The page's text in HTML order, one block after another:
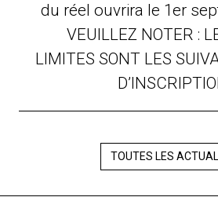
du réel ouvrira le 1er
VEUILLEZ NOTER :
LIMITES SONT LES
TOUTES LES